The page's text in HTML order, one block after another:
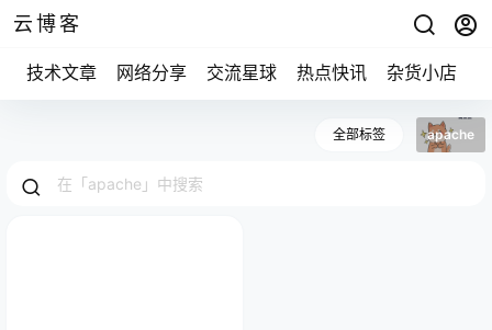
云博客
技术文章 网络分享 交流星球 热点快讯 杂货小店
全部标签 apache